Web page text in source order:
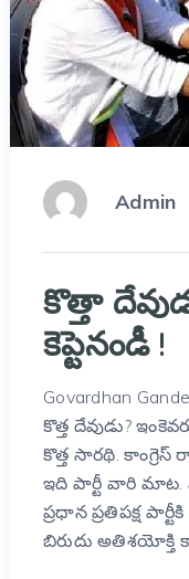
Admin
కొత్తా
కెప్టెనండీ !
Govardhan
కొత్త దేవుడు?
కొత్త సారథి.
ఇది పార్టీ వారి మాట.
ప్రధాన ప్రతిపక్ష
బిరుదు అతిశయోక్తి